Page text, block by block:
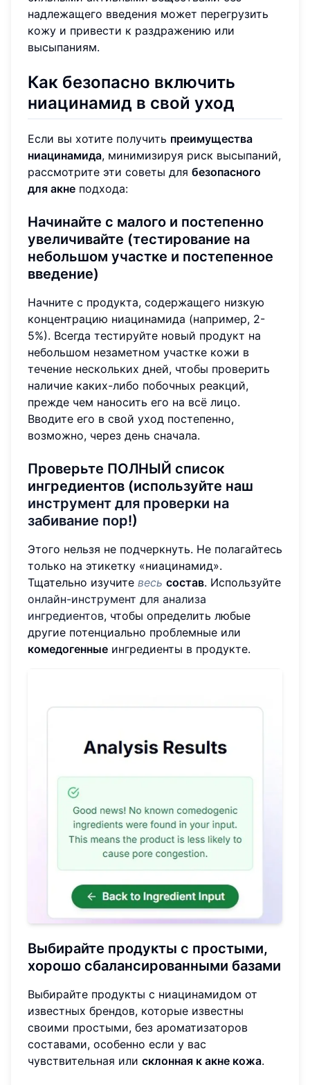
надлежащего введения может перегрузить
кожу и привести к раздражению или
высыпаниям.
Как безопасно включить
ниацинамид в свой уход
Если вы хотите получить преимущества
ниацинамида, минимизируя риск высыпаний,
рассмотрите эти советы для безопасного
для акне подхода:
Начинайте с малого и постепенно
увеличивайте (тестирование на
небольшом участке и постепенное
введение)
Начните с продукта, содержащего низкую
концентрацию ниацинамида (например, 2-
5%). Всегда тестируйте новый продукт на
небольшом незаметном участке кожи в
течение нескольких дней, чтобы проверить
наличие каких-либо побочных реакций,
прежде чем наносить его на всё лицо.
Вводите его в свой уход постепенно,
возможно, через день сначала.
Проверьте ПОЛНЫЙ список
ингредиентов (используйте наш
инструмент для проверки на
забивание пор!)
Этого нельзя не подчеркнуть. Не полагайтесь
только на этикетку «ниацинамид».
Тщательно изучите весь состав. Используйте
онлайн-инструмент для анализа
ингредиентов, чтобы определить любые
другие потенциально проблемные или
комедогенные ингредиенты в продукте.
Выбирайте продукты с простыми,
хорошо сбалансированными базами
Выбирайте продукты с ниацинамидом от
известных брендов, которые известны
своими простыми, без ароматизаторов
составами, особенно если у вас
чувствительная или склонная к акне кожа.